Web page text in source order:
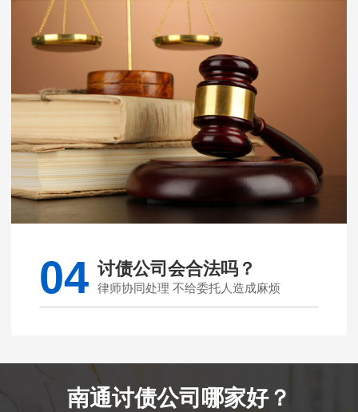
04 讨债公司会合法吗？
律师协同处理 不给委托人造成麻烦
南通讨债公司哪家好？